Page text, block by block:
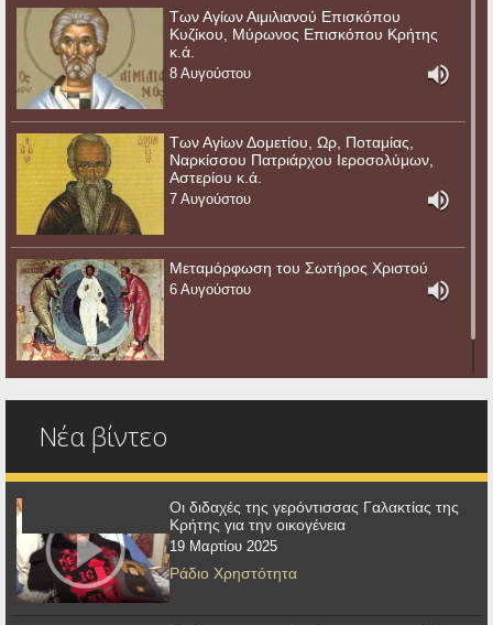
Των Αγίων Αιμιλιανού Επισκόπου
Κυζίκου, Μύρωνος Επισκόπου Κρήτης
κ.ά.
8 Αυγούστου
Των Αγίων Δομετίου, Ωρ, Ποταμίας,
Ναρκίσσου Πατριάρχου Ιεροσολύμων,
Αστερίου κ.ά.
7 Αυγούστου
Μεταμόρφωση του Σωτήρος Χριστού
6 Αυγούστου
Νέα βίντεο
Οι διδαχές της γερόντισσας Γαλακτίας της
Κρήτης για την οικογένεια
19 Μαρτίου 2025
Ράδιο Χρηστότητα